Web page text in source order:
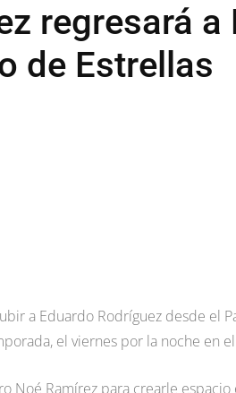
regresará a
de Estrellas
a Eduardo Rodríguez desde el
el viernes por la noche en
Noé Ramírez para crearle